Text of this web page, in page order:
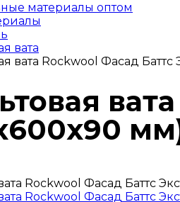
материалы оптом
вата
вата Rockwool Фасад